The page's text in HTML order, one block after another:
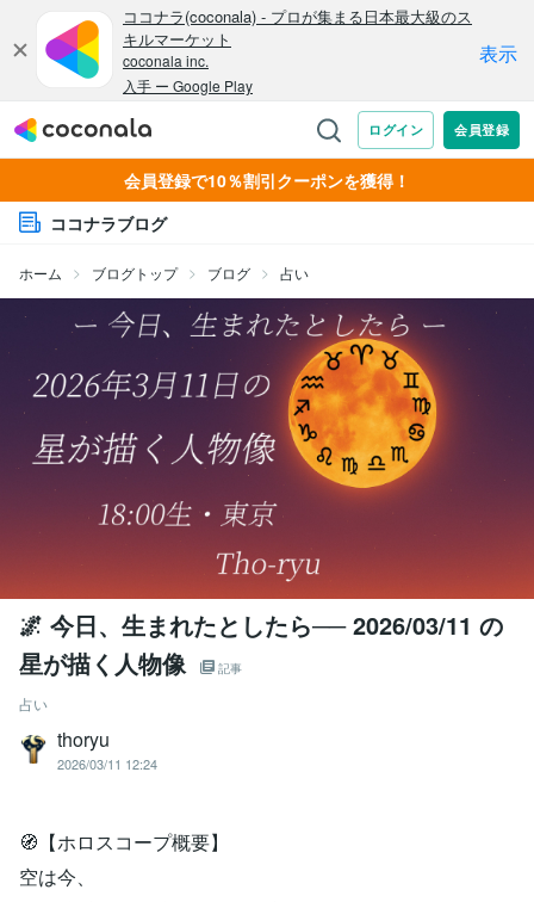
会員登録で10％割引クーポンを獲得！
ココナラブログ
ホーム ブログトップ ブログ 占い
🌌 今日、生まれたとしたら── 2026/03/11 の
星が描く人物像
記事
占い
thoryu
2026/03/11 12:24
🧭【ホロスコープ概要】
空は今、